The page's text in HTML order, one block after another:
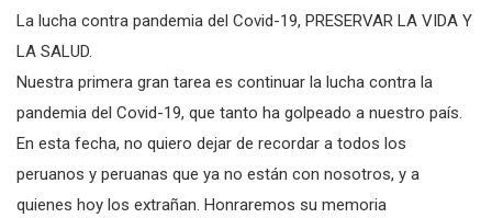
La lucha contra pandemia del Covid-19, PRESERVAR LA VIDA Y
LA SALUD.
Nuestra primera gran tarea es continuar la lucha contra la
pandemia del Covid-19, que tanto ha golpeado a nuestro país.
En esta fecha, no quiero dejar de recordar a todos los
peruanos y peruanas que ya no están con nosotros, y a
quienes hoy los extrañan. Honraremos su memoria